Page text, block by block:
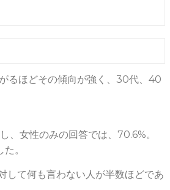
るほどその傾向が強く、30代、40
、女性のみの回答では、70.6%。
。
して何も言わない人が半数ほどであ